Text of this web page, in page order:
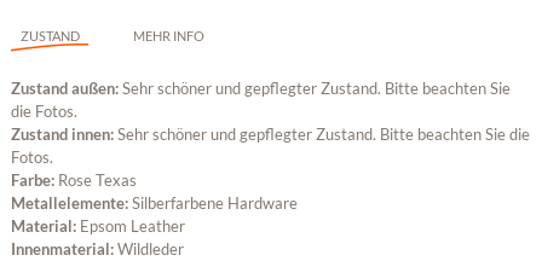
ZUSTAND MEHR INFO
Zustand außen:Sehr schöner und gepflegter Zustand. Bitte beachten Sie
die Fotos.
Zustand innen:Sehr schöner und gepflegter Zustand. Bitte beachten Sie die
Fotos.
Farbe: Rose Texas
Metallelemente:Silberfarbene Hardware
Material: Epsom Leather
Innenmaterial:Wildleder